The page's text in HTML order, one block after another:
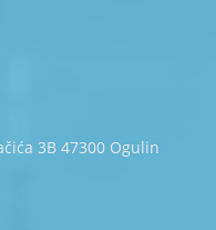
3B 47300 Ogulin